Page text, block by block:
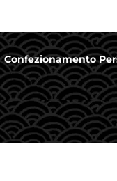
Confezionamento